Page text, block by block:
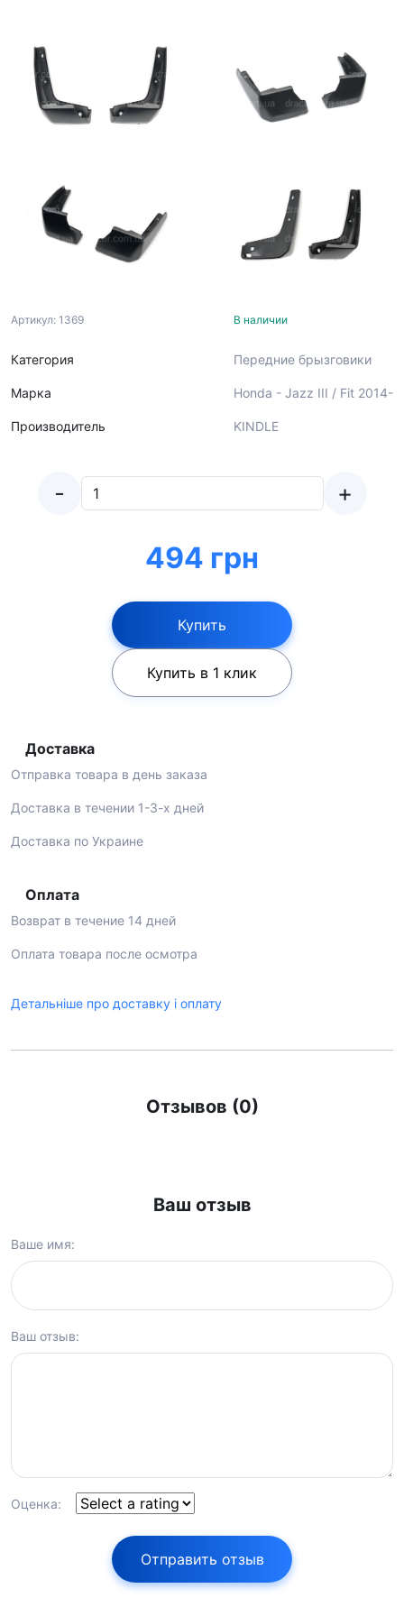
Артикул: 1369
Категория
Марка
Производитель
В наличии
Передние брызговики
Honda - Jazz III / Fit 2014-
KINDLE
- +
494 грн
Купить
Купить в 1 клик
Доставка
Отправка товара в день заказа
Доставка в течении 1-3-х дней
Доставка по Украине
Оплата
Возврат в течение 14 дней
Оплата товара после осмотра
Детальніше про доставку і оплату
Отзывов (0)
Ваш отзыв
Ваше имя:
Ваш отзыв:
Оценка:
Отправить отзыв